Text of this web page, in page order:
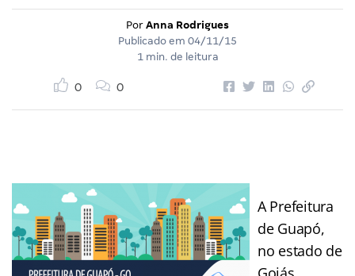
Por Anna Rodrigues
Publicado em 04/11/15
1 min. de leitura
0 0
A Prefeitura
de Guapó,
no estado de